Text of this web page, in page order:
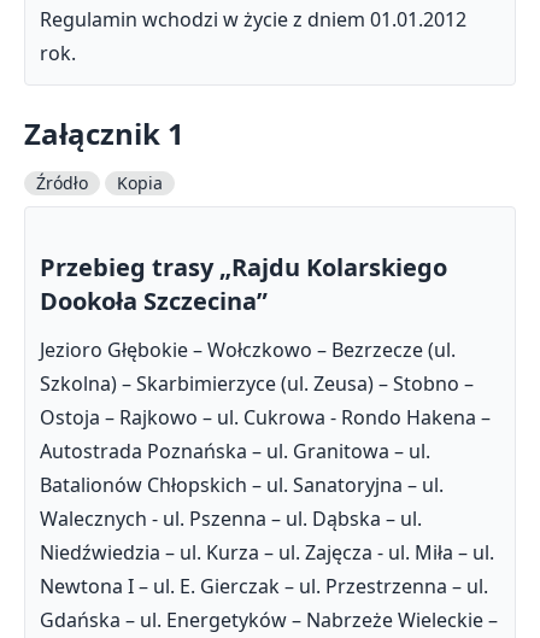
Regulamin wchodzi w życie z dniem 01.01.2012
rok.
Załącznik 1
Źródło Kopia
Przebieg trasy „Rajdu Kolarskiego
Dookoła Szczecina”
Jezioro Głębokie – Wołczkowo – Bezrzecze (ul.
Szkolna) – Skarbimierzyce (ul. Zeusa) – Stobno –
Ostoja – Rajkowo – ul. Cukrowa - Rondo Hakena –
Autostrada Poznańska – ul. Granitowa – ul.
Batalionów Chłopskich – ul. Sanatoryjna – ul.
Walecznych - ul. Pszenna – ul. Dąbska – ul.
Niedźwiedzia – ul. Kurza – ul. Zajęcza - ul. Miła – ul.
Newtona I – ul. E. Gierczak – ul. Przestrzenna – ul.
Gdańska – ul. Energetyków – Nabrzeże Wieleckie –